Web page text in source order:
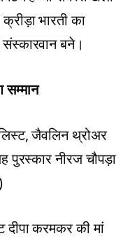
भारती का
संस्कारवान बने।
सम्मान
जैवलिन थ्रोअर
पुरस्कार नीरज चौपड़ा
दीपा करमकर की मां